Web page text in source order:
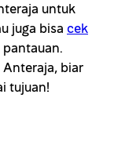
untuk
juga bisa cek
Anteraja, biar
tujuan!